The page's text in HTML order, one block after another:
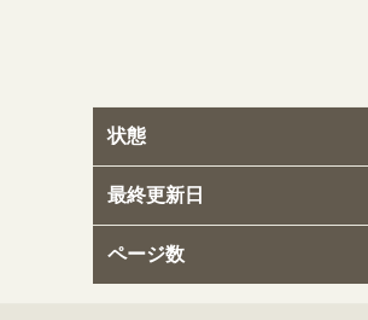
状態
最終更新日
ページ数